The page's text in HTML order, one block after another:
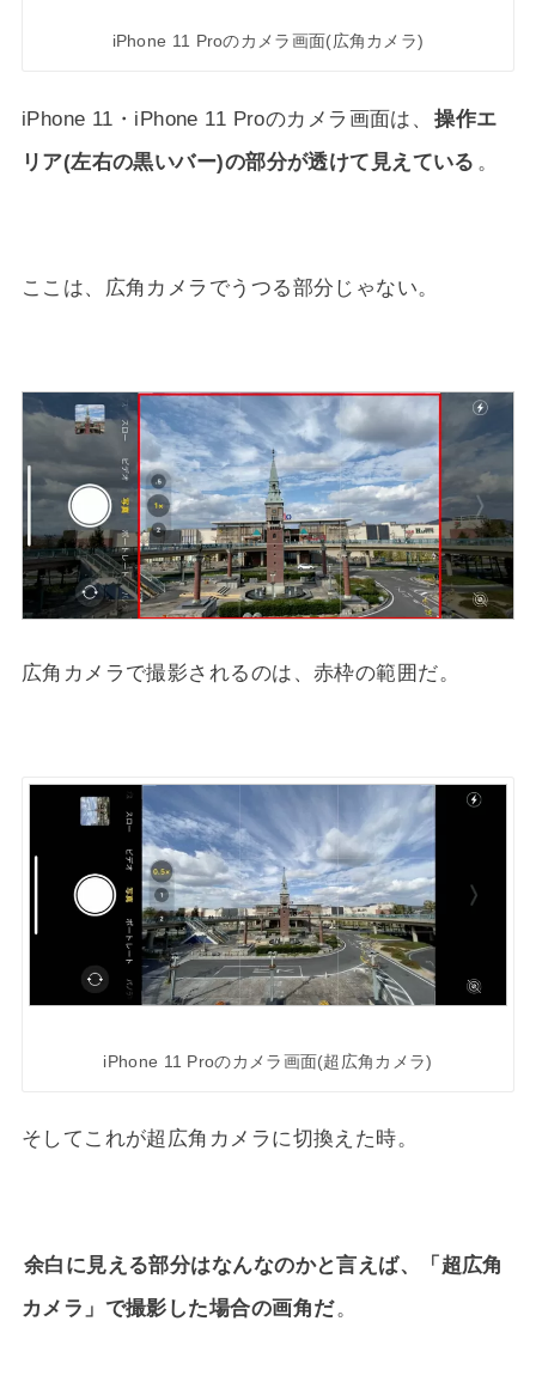
iPhone 11 Proのカメラ画面(広角カメラ)
iPhone 11・iPhone 11 Proのカメラ画面は、 操作エ
リア(左右の黒いバー)の部分が透けて見えている 。
ここは、広角カメラでうつる部分じゃない。
広角カメラで撮影されるのは、赤枠の範囲だ。
iPhone 11 Proのカメラ画面(超広角カメラ)
そしてこれが超広角カメラに切換えた時。
余白に見える部分はなんなのかと言えば、「超広角
カメラ」で撮影した場合の画角だ。